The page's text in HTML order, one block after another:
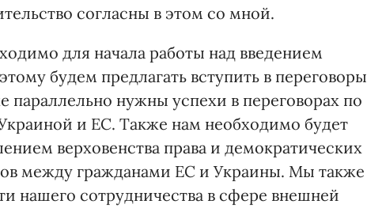
согласны в этом со мной.
для начала работы над введением
будем предлагать вступить в переговоры
параллельно нужны успехи в переговорах по
и ЕС. Также нам необходимо будет
верховенства права и демократических
между гражданами ЕС и Украины. Мы также
нашего сотрудничества в сфере внешней